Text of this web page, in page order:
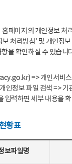
페이지의 개인정보 처
처리방침' 및 개인정보
을 확인하실 수 있습니
=> 개인서비스
인정보 파일 검색 => 기
력하면 세부 내용을
황표
보파일명